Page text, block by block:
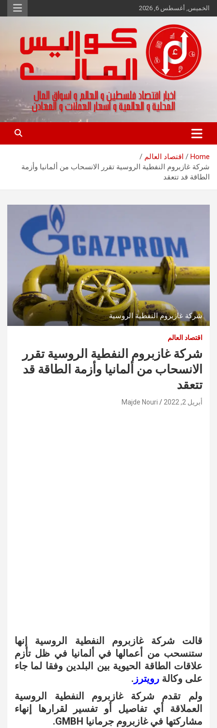
Skip
to
الخميس, أغسطس 6, 2026
كواليس المال
اخبار اقتصاد فلسطين و العالم و تقارير اسواق المال و العملات
Home
اقتصاد العالم
شركة غازبروم النفطية الروسية تقرر الانسحاب من ألمانيا وأزمة
الطاقة قد تتعقد
شركة غازبروم النفطية الروسية
اقتصاد العالم
شركة غازبروم النفطية الروسية تقرر
الانسحاب من ألمانيا وأزمة الطاقة قد
تتعقد
أبريل 2, 2022 Majde Nouri
قالت شركة غازبروم النفطية الروسية إنها
ستنسحب من أعمالها في ألمانيا في ظل تأزم
علاقات الطاقة الحيوية بين البلدين وفقا لما جاء
على وكالة رويترز .
ولم تقدم شركة غازبروم النفطية الروسية
العملاقة أي تفاصيل أو تفسير لقرارها إنهاء
مشاركتها في غازبروم جرمانيا GMBH.